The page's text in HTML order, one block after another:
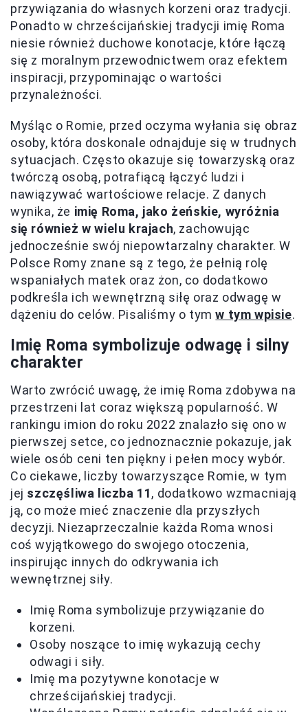
przywiązania do własnych korzeni oraz tradycji.
Ponadto w chrześcijańskiej tradycji imię Roma
niesie również duchowe konotacje, które łączą
się z moralnym przewodnictwem oraz efektem
inspiracji, przypominając o wartości
przynależności.
Myśląc o Romie, przed oczyma wyłania się obraz
osoby, która doskonale odnajduje się w trudnych
sytuacjach. Często okazuje się towarzyską oraz
twórczą osobą, potrafiącą łączyć ludzi i
nawiązywać wartościowe relacje. Z danych
wynika, że imię Roma, jako żeńskie, wyróżnia
się również w wielu krajach, zachowując
jednocześnie swój niepowtarzalny charakter. W
Polsce Romy znane są z tego, że pełnią rolę
wspaniałych matek oraz żon, co dodatkowo
podkreśla ich wewnętrzną siłę oraz odwagę w
dążeniu do celów. Pisaliśmy o tymw tym wpisie.
Imię Roma symbolizuje odwagę i silny
charakter
Warto zwrócić uwagę, że imię Roma zdobywa na
przestrzeni lat coraz większą popularność. W
rankingu imion do roku 2022 znalazło się ono w
pierwszej setce, co jednoznacznie pokazuje, jak
wiele osób ceni ten piękny i pełen mocy wybór.
Co ciekawe, liczby towarzyszące Romie, w tym
jej szczęśliwa liczba 11, dodatkowo wzmacniają
ją, co może mieć znaczenie dla przyszłych
decyzji. Niezaprzeczalnie każda Roma wnosi
coś wyjątkowego do swojego otoczenia,
inspirując innych do odkrywania ich
wewnętrznej siły.
Imię Roma symbolizuje przywiązanie do
korzeni.
Osoby noszące to imię wykazują cechy
odwagi i siły.
Imię ma pozytywne konotacje w
chrześcijańskiej tradycji.